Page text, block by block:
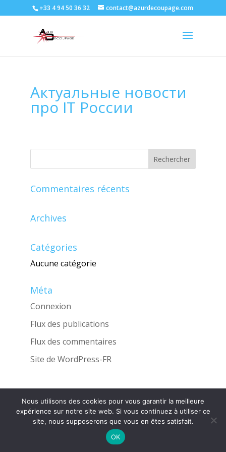
+33 4 94 50 36 32 contact@azurdecoupage.com
Актуальные новости
про IT России
Commentaires récents
Archives
Catégories
Aucune catégorie
Méta
Connexion
Flux des publications
Flux des commentaires
Site de WordPress-FR
Une réalisation de l'AgenceINGLOBO
Nous utilisons des cookies pour vous garantir la meilleure
expérience sur notre site web. Si vous continuez à utiliser ce
site, nous supposerons que vous en êtes satisfait.
OK